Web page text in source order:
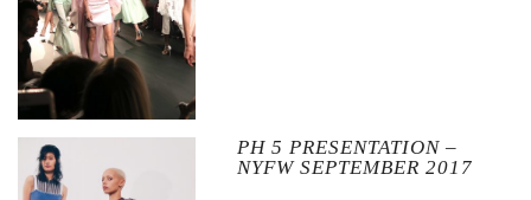
PH 5 PRESENTATION –
NYFW SEPTEMBER 2017